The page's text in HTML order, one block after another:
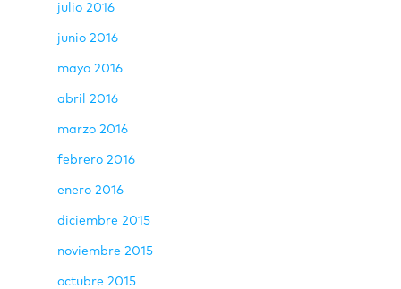
julio 2016
junio 2016
mayo 2016
abril 2016
marzo 2016
febrero 2016
enero 2016
diciembre 2015
noviembre 2015
octubre 2015